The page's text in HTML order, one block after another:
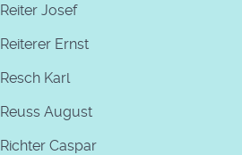
Reiter Josef
Reiterer Ernst
Resch Karl
Reuss August
Richter Caspar